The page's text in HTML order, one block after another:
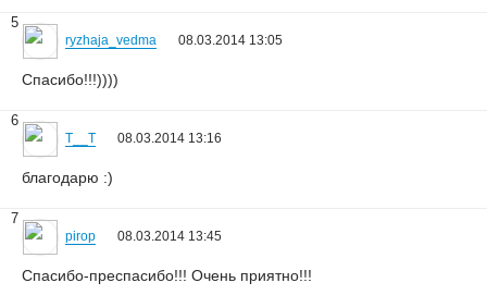
5
ryzhaja_vedma 08.03.2014 13:05
Спасибо!!!))))
6
T__T 08.03.2014 13:16
благодарю :)
7
pirop 08.03.2014 13:45
Спасибо-преспасибо!!! Очень приятно!!!